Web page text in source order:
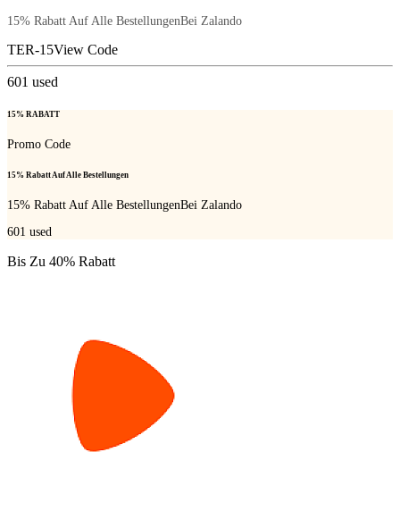
15% Rabatt Auf Alle BestellungenBei Zalando
TER-15View Code
601 used
15% RABATT
Promo Code
15% Rabatt Auf Alle Bestellungen
15% Rabatt Auf Alle BestellungenBei Zalando
601 used
Bis Zu 40% Rabatt